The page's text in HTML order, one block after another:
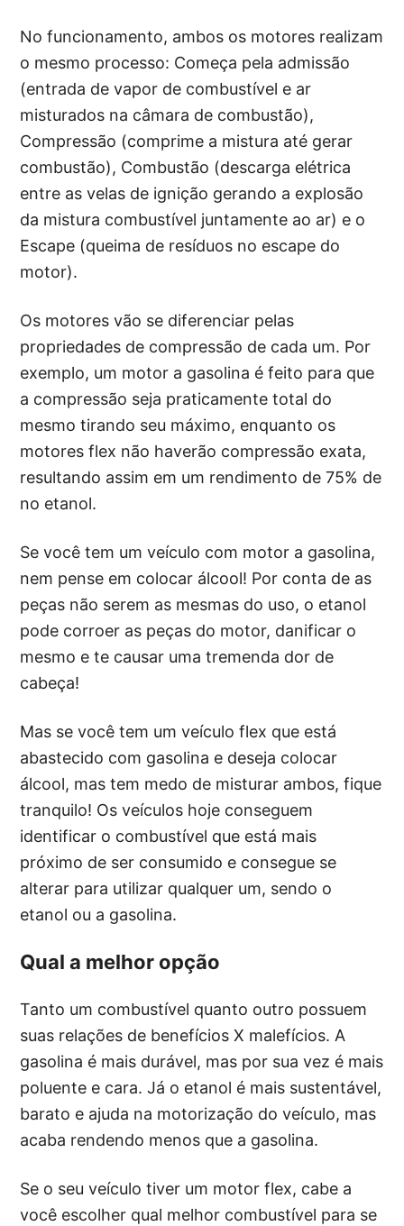
No funcionamento, ambos os motores realizam
o mesmo processo: Começa pela admissão
(entrada de vapor de combustível e ar
misturados na câmara de combustão),
Compressão (comprime a mistura até gerar
combustão), Combustão (descarga elétrica
entre as velas de ignição gerando a explosão
da mistura combustível juntamente ao ar) e o
Escape (queima de resíduos no escape do
motor).
Os motores vão se diferenciar pelas
propriedades de compressão de cada um. Por
exemplo, um motor a gasolina é feito para que
a compressão seja praticamente total do
mesmo tirando seu máximo, enquanto os
motores flex não haverão compressão exata,
resultando assim em um rendimento de 75% de
no etanol.
Se você tem um veículo com motor a gasolina,
nem pense em colocar álcool! Por conta de as
peças não serem as mesmas do uso, o etanol
pode corroer as peças do motor, danificar o
mesmo e te causar uma tremenda dor de
cabeça!
Mas se você tem um veículo flex que está
abastecido com gasolina e deseja colocar
álcool, mas tem medo de misturar ambos, fique
tranquilo! Os veículos hoje conseguem
identificar o combustível que está mais
próximo de ser consumido e consegue se
alterar para utilizar qualquer um, sendo o
etanol ou a gasolina.
Qual a melhor opção
Tanto um combustível quanto outro possuem
suas relações de benefícios X malefícios. A
gasolina é mais durável, mas por sua vez é mais
poluente e cara. Já o etanol é mais sustentável,
barato e ajuda na motorização do veículo, mas
acaba rendendo menos que a gasolina.
Se o seu veículo tiver um motor flex, cabe a
você escolher qual melhor combustível para se